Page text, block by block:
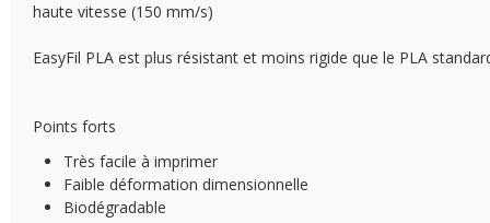
haute vitesse (150 mm/s)
EasyFil PLA est plus résistant et moins rigide que le PLA
Points forts
Très facile à imprimer
Faible déformation dimensionnelle
Biodégradable